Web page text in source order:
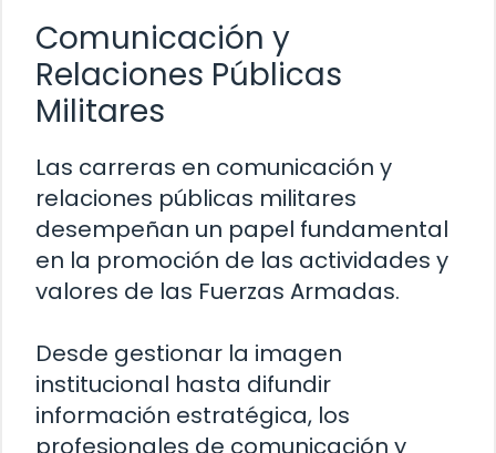
Comunicación y
Relaciones Públicas
Militares
Las carreras en comunicación y
relaciones públicas militares
desempeñan un papel fundamental
en la promoción de las actividades y
valores de las Fuerzas Armadas.
Desde gestionar la imagen
institucional hasta difundir
información estratégica, los
profesionales de comunicación y